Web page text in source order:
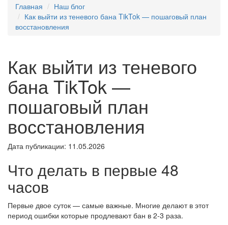
Главная
Наш блог
Как выйти из теневого бана TikTok — пошаговый план
восстановления
Как выйти из теневого
бана TikTok —
пошаговый план
восстановления
Дата публикации: 11.05.2026
Что делать в первые 48
часов
Первые двое суток — самые важные. Многие делают в этот
период ошибки которые продлевают бан в 2-3 раза.